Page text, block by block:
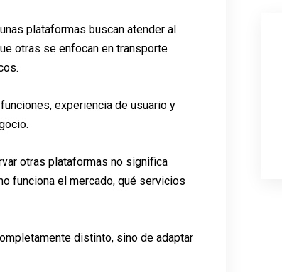
plataformas buscan atender al
otras se enfocan en transporte
experiencia de usuario y
otras plataformas no significa
funciona el mercado, qué servicios
distinto, sino de adaptar